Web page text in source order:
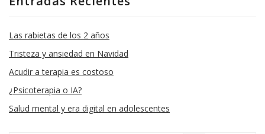
Las rabietas de los 2 años
Tristeza y ansiedad en Navidad
Acudir a terapia es costoso
¿Psicoterapia o IA?
Salud mental y era digital en adolescentes